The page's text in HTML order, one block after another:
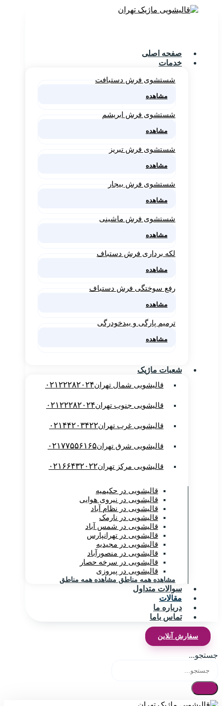
صفحه اصلی
خدمات
شستشوی فرش دستبافت
مشاهده
شستشوی فرش ابریشم
مشاهده
شستشوی فرش تبریز
مشاهده
شستشوی فرش بیجار
مشاهده
شستشوی فرش ماشینی
مشاهده
لکه برداری فرش دستباف
مشاهده
رفع سوختگی فرش دستباف
مشاهده
ترمیم پارگی و بیدخودرگی
مشاهده
شعبات ماژیک
قالیشویی شمال تهران۰۲۱۲۲۲۸۲۰۲۴
قالیشویی جنوب تهران۰۲۱۲۲۲۸۲۰۲۴
قالیشویی غرب تهران۰۲۱۴۴۲۰۳۴۲۲
قالیشویی شرق تهران۰۲۱۷۷۵۵۶۱۶۵
قالیشویی مرکز تهران۰۲۱۶۶۴۳۲۰۲۲
قالیشویی در حکیمیه
قالیشویی در نیروی هوایی
قالیشویی در نظام آباد
قالیشویی در نارمک
قالیشویی در شمس آباد
قالیشویی در تهرانپارس
قالیشویی در مجیدیه
قالیشویی در منصورآباد
قالیشویی در سرخه حصار
قالیشویی در پیروزی
مشاهده همه مناطق مشاهده همه مناطق
سوالات متداول
مقالات
درباره ما
تماس باما
سفارش آنلاین
جستجو...